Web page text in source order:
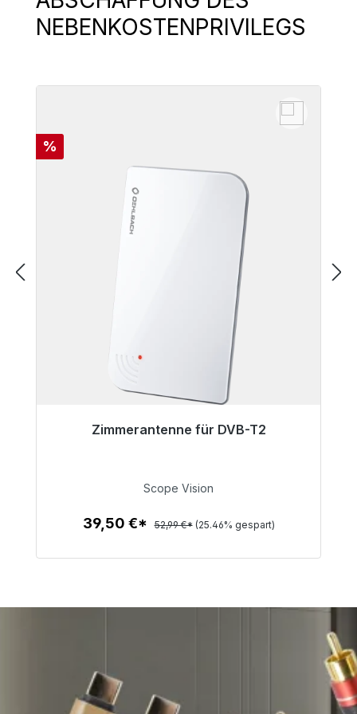
NEBENKOSTENPRIVILEGS
Rabatt
%
Zimmerantenne für DVB-T2
39,50 €
Scope Vision
39,50 €* 52,99 €* (25.46% gespart)